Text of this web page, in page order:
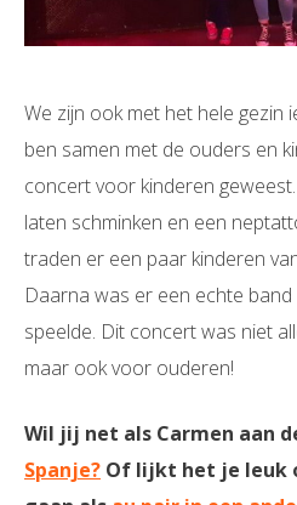
We zijn ook met het hele gezin
ben samen met de ouders en
concert voor kinderen
laten schminken en een
traden er een paar kinderen
Daarna was er een echte
speelde. Dit concert was niet
maar ook voor ouderen!
Wil jij net als Carmen aan
Spanje? Of lijkt het je leuk